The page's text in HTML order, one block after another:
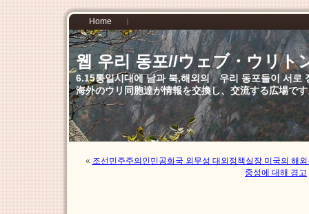
Home
웹 우리 동포//ウェブ・ウリト
6.15통일시대에 남과 북,해외의 우리 동포들이 서로
海外のウリ同胞達が情報を交換し、交流する広場で
« 조선민주주의인민공화국 외무성 대외정책실장 미국의 해
중성에 대해 경고